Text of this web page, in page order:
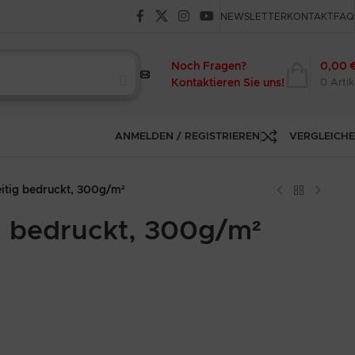
NEWSLETTER KONTAKT FAQ
Noch Fragen?
Kontaktieren Sie uns!
0
0,00
ANMELDEN / REGISTRIEREN
bedruckt, 300g/m²
300g/m²